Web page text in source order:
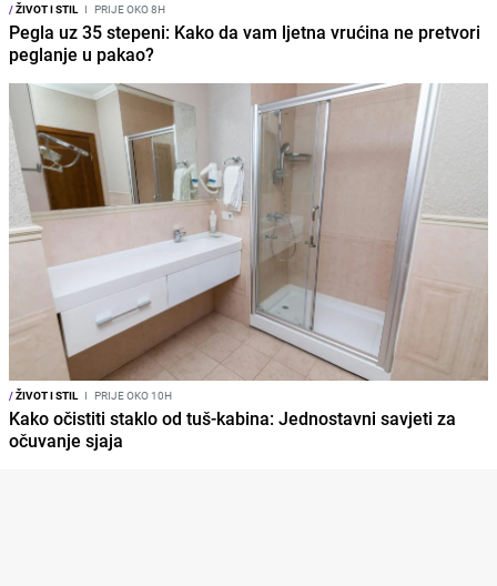
/ŽIVOT I STIL I PRIJE OKO 8H
Pegla uz 35 stepeni: Kako da vam ljetna vrućina ne pretvori
peglanje u pakao?
/ŽIVOT I STIL I PRIJE OKO 10H
Kako očistiti staklo od tuš-kabina: Jednostavni savjeti za
očuvanje sjaja